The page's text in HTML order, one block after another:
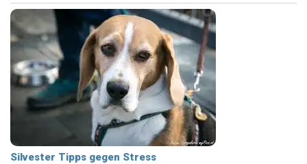
Silvester Tipps gegen Stress